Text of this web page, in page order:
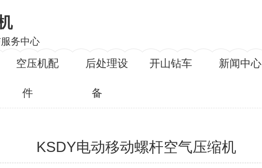
务中心
空压机配
件
后处理设
备
开山钻车 新闻中心
KSDY电动移动螺杆空气压缩机